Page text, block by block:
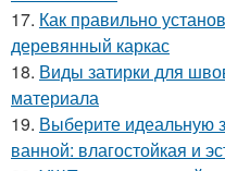
17. Как правильно
деревянный каркас
18. Виды затирки для
материала
19. Выберите идеальную
ванной: влагостойкая и